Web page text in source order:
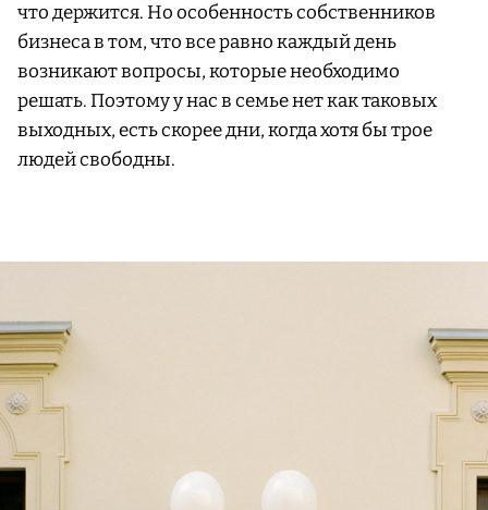
что держится. Но особенность собственников
бизнеса в том, что все равно каждый день
возникают вопросы, которые необходимо
решать. Поэтому у нас в семье нет как таковых
выходных, есть скорее дни, когда хотя бы трое
людей свободны.